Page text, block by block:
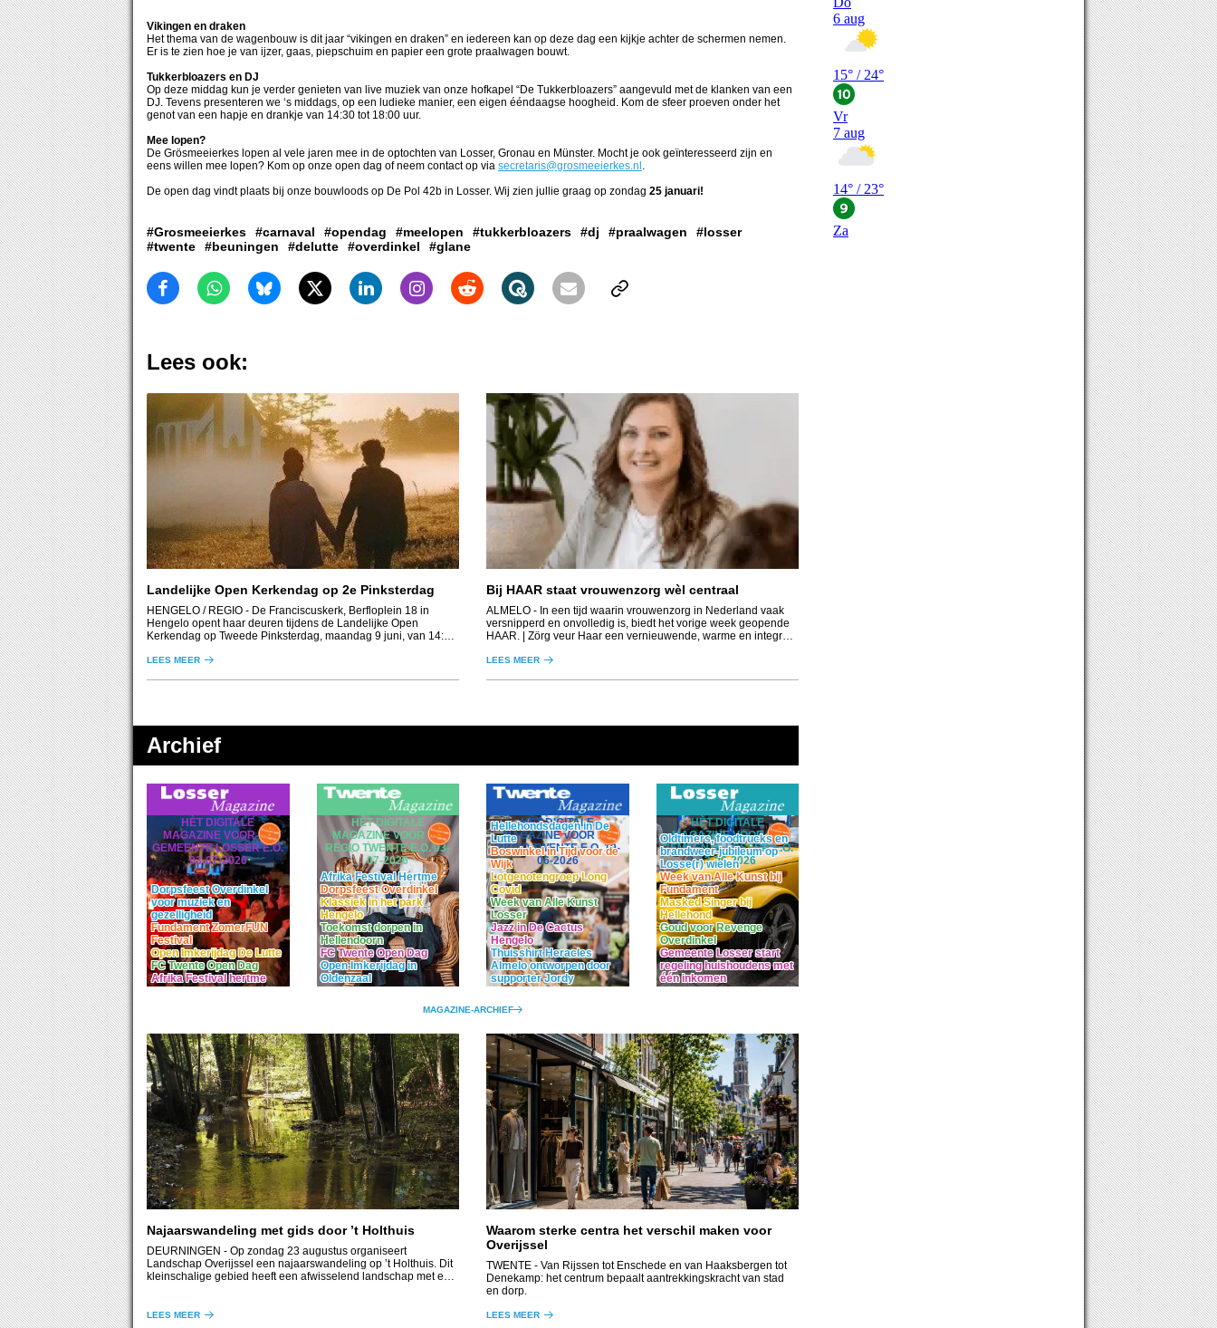
Vikingen en draken
Het thema van de wagenbouw is dit jaar “vikingen en draken” en iedereen kan op deze dag een kijkje achter de schermen nemen.
Er is te zien hoe je van ijzer, gaas, piepschuim en papier een grote praalwagen bouwt.
Tukkerbloazers en DJ
Op deze middag kun je verder genieten van live muziek van onze hofkapel “De Tukkerbloazers” aangevuld met de klanken van een
DJ. Tevens presenteren we ‘s middags, op een ludieke manier, een eigen ééndaagse hoogheid. Kom de sfeer proeven onder het
genot van een hapje en drankje van 14:30 tot 18:00 uur.
Mee lopen?
De Grösmeeierkes lopen al vele jaren mee in de optochten van Losser, Gronau en Münster. Mocht je ook geïnteresseerd zijn en
eens willen mee lopen? Kom op onze open dag of neem contact op via secretaris@grosmeeierkes.nl .
De open dag vindt plaats bij onze bouwloods op De Pol 42b in Losser. Wij zien jullie graag op zondag 25 januari!
#Grosmeeierkes #carnaval #opendag #meelopen #tukkerbloazers #dj #praalwagen
#losser
#twente
#beuningen #delutte #overdinkel #glane
Lees ook:
Landelijke Open Kerkendag op 2e Pinksterdag
HENGELO / REGIO - De Franciscuskerk, Berfloplein 18 in
Hengelo opent haar deuren tijdens de Landelijke Open
Kerkendag op Tweede Pinksterdag, maandag 9 juni, van 14:00
LEES MEER
Bij HAAR staat vrouwenzorg wèl centraal
ALMELO - In een tijd waarin vrouwenzorg in Nederland vaak
versnipperd en onvolledig is, biedt het vorige week geopende
HAAR. | Zörg veur Haar een vernieuwende, warme en integrale
LEES MEER
Archief
HÈT DIGITALE
MAGAZINE VOOR DE
GEMEENTE LOSSER E.O.
03-07-2026
Dorpsfeest Overdinkel
voor muziek en
gezelligheid
Fundament ZomerFUN
Festival
Open Imkerijdag De Lutte
FC Twente Open Dag
Afrika Festival hertme
HÈT DIGITALE
MAGAZINE VOOR DE
REGIO TWENTE E.O. 03-
07-2026
Afrika Festival Hertme
Dorpsfeest Overdinkel
Klassiek in het park
Hengelo
Toekomst dorpen in
Hellendoorn
FC Twente Open Dag
Open Imkerijdag in
Oldenzaal
HÈT DIGITALE
MAGAZINE VOOR DE
REGIO TWENTE E.O. 19-
06-2026
Hellehondsdagen in De
Lutte
Boswinkel in Tijd voor de
Wijk
Lotgenotengroep Long
Covid
Week van Alle Kunst
Losser
Jazz in De Cactus
Hengelo
Thuisshirt Heracles
Almelo ontworpen door
supporter Jordy
HÈT DIGITALE
MAGAZINE VOOR DE
GEMEENTE LOSSER E.O.
12-06-2026
Oldtimers, foodtrucks en
brandweer-jubileum op
Losse(r) wielen
Week van Alle Kunst bij
Fundament
Masked Singer bij
Hellehond
Goud voor Revenge
Overdinkel
Gemeente Losser start
regeling huishoudens met
één inkomen
MAGAZINE-ARCHIEF
Najaarswandeling met gids door ’t Holthuis
DEURNINGEN - Op zondag 23 augustus organiseert
Landschap Overijssel een najaarswandeling op ’t Holthuis. Dit
kleinschalige gebied heeft een afwisselend landschap met een
LEES MEER
Waarom sterke centra het verschil maken voor
Overijssel
TWENTE - Van Rijssen tot Enschede en van Haaksbergen tot
Denekamp: het centrum bepaalt aantrekkingskracht van stad
en dorp.
LEES MEER